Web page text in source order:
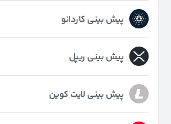
پیش بینی کاردانو
پیش بینی ریپل
پیش بینی لایت کوین